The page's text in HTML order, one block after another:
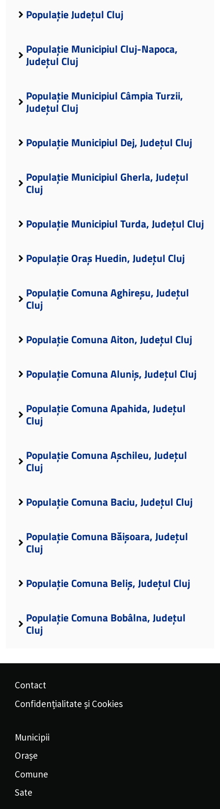
Populație Județul Cluj
Populație Municipiul Cluj-Napoca,
Județul Cluj
Populație Municipiul Câmpia Turzii,
Județul Cluj
Populație Municipiul Dej, Județul Cluj
Populație Municipiul Gherla, Județul
Cluj
Populație Municipiul Turda, Județul Cluj
Populație Oraș Huedin, Județul Cluj
Populație Comuna Aghireșu, Județul
Cluj
Populație Comuna Aiton, Județul Cluj
Populație Comuna Aluniș, Județul Cluj
Populație Comuna Apahida, Județul
Cluj
Populație Comuna Așchileu, Județul
Cluj
Populație Comuna Baciu, Județul Cluj
Populație Comuna Băișoara, Județul
Cluj
Populație Comuna Beliș, Județul Cluj
Populație Comuna Bobâlna, Județul
Cluj
Contact
Confidențialitate și Cookies
Municipii
Orașe
Comune
Sate